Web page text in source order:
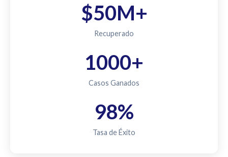
$50M+
Recuperado
1000+
Casos Ganados
98%
Tasa de Éxito